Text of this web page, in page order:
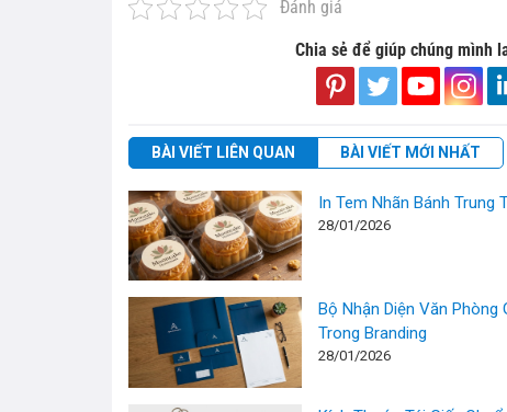
Đánh giá
Chia sẻ để giúp chúng mình
BÀI VIẾT LIÊN QUAN BÀI VIẾT MỚI NHẤT
In Tem Nhãn Bánh Trung
28/01/2026
Bộ Nhận Diện Văn Phòng
Trong Branding
28/01/2026